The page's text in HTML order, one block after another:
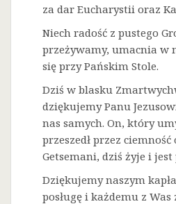
za dar Eucharystii oraz
Niech radość z pustego
przeżywamy, umacnia w
się przy Pańskim Stole.
Dziś w blasku
dziękujemy Panu
nas samych. On, który
przeszedł przez ciemność
Getsemani, dziś żyje i jest
Dziękujemy naszym
posługę i każdemu z Was